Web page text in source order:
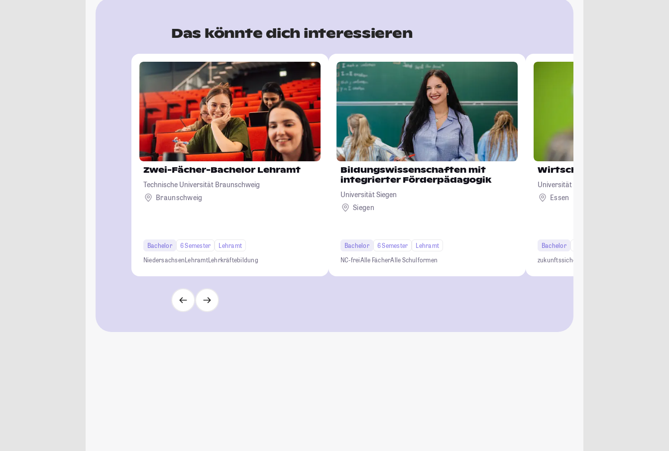
Das könnte dich interessieren
Zwei-Fächer-Bachelor Lehramt
Technische Universität Braunschweig
Braunschweig
Bachelor 6 Semester
Lehramt
NiedersachsenLehramtLehrkräftebildung
Bildungswissenschaften mit
integrierter Förderpädagogik
Universität Siegen
Siegen
Bachelor 6 Semester
Lehramt
NC-freiAlle FächerAlle Schulformen
Wirtschaftsinformatik
Universität Duisburg-Essen
Essen
Bachelor
zukunftssicher